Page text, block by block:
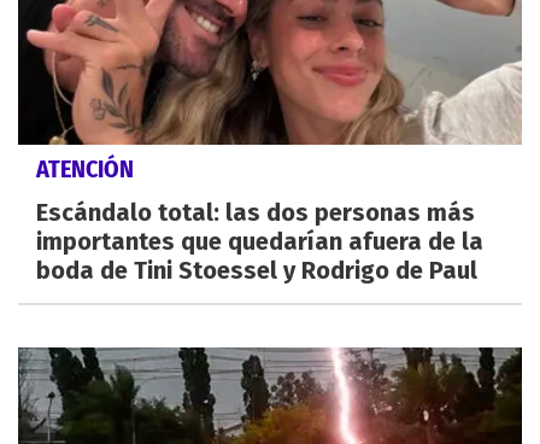
ATENCIÓN
Escándalo total: las dos personas más
importantes que quedarían afuera de la
boda de Tini Stoessel y Rodrigo de Paul